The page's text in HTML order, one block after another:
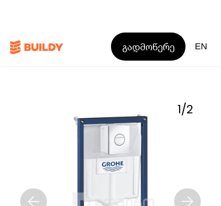
გადმოწერე EN
1/2